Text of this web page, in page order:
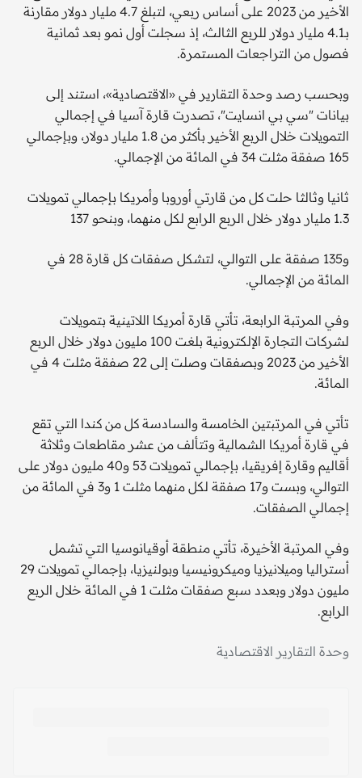
الأخير من 2023 على أساس ربعي، لتبلغ 4.7 مليار دولار مقارنة
بـ4.1 مليار دولار للربع الثالث، إذ سجلت أول نمو بعد ثمانية
فصول من التراجعات المستمرة.
وبحسب رصد وحدة التقارير في «الاقتصادية»، استند إلى
بيانات "سي بي انسايت"، تصدرت قارة آسيا في إجمالي
التمويلات خلال الربع الأخير بأكثر من 1.8 مليار دولار، وبإجمالي
165 صفقة مثلت 34 في المائة من الإجمالي.
ثانيا وثالثا حلت كل من قارتي أوروبا وأمريكا بإجمالي تمويلات
1.3 مليار دولار خلال الربع الرابع لكل منهما، وبنحو 137
و135 صفقة على التوالي، لتشكل صفقات كل قارة 28 في
المائة من الإجمالي.
وفي المرتبة الرابعة، تأتي قارة أمريكا اللاتينية بتمويلات
لشركات التجارة الإلكترونية بلغت 100 مليون دولار خلال الربع
الأخير من 2023 وبصفقات وصلت إلى 22 صفقة مثلت 4 في
المائة.
تأتي في المرتبتين الخامسة والسادسة كل من كندا التي تقع
في قارة أمريكا الشمالية وتتألف من عشر مقاطعات وثلاثة
أقاليم وقارة إفريقيا، بإجمالي تمويلات 53 و40 مليون دولار على
التوالي، وبست و17 صفقة لكل منهما مثلت 1 و3 في المائة من
إجمالي الصفقات.
وفي المرتبة الأخيرة، تأتي منطقة أوقيانوسيا التي تشمل
أستراليا وميلانيزيا وميكرونيسيا وبولنيزيا، بإجمالي تمويلات 29
مليون دولار وبعدد سبع صفقات مثلت 1 في المائة خلال الربع
الرابع.
وحدة التقارير الاقتصادية